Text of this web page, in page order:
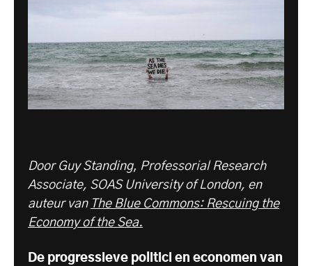
Door Guy Standing, Professorial Research
Associate, SOAS University of London, en
auteur van The Blue Commons: Rescuing the
Economy of the Sea.
De progressieve politici en economen van